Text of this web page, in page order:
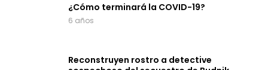
¿Cómo terminará la COVID-19?
6 años
Reconstruyen rostro a detective